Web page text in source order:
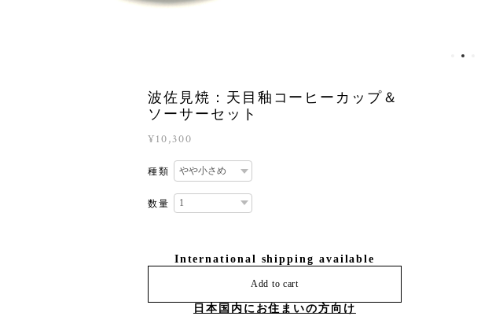
波佐見焼：天目釉コーヒーカップ＆
ソーサーセット
¥10,300
種類
数量
International shipping available
Add to cart
日本国内にお住まいの方向け